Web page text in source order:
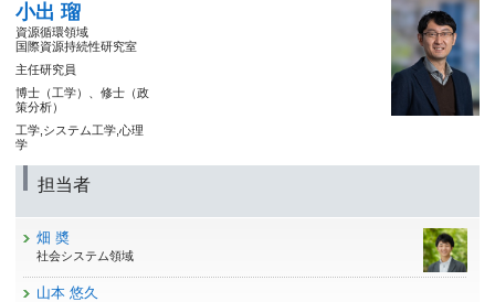
小出 瑠
資源循環領域
国際資源持続性研究室
主任研究員
博士（工学）、修士（政
策分析）
工学,システム工学,心理
学
担当者
畑 奬
社会システム領域
山本 悠久